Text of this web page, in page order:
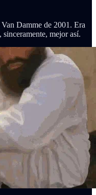
Damme de 2001. Era
mejor así.